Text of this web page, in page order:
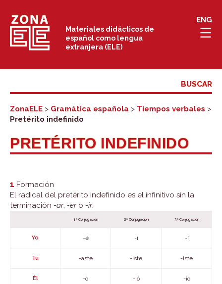
contenido
Materiales didácticos de
español como lengua
extranjera (ELE)
ENG
ZonaELE > Gramática española > Tiempos verbales >
Pretérito indefinido
PRETÉRITO INDEFINIDO
1 Formación
El radical del pretérito indefinido es el infinitivo sin la
terminación -ar, -ero -ir.
1ª Conjugación 2ª Conjugación 3ª Conjugación
Yo -é -í -í
Tú -aste -iste -iste
Él -ó -ió -ió